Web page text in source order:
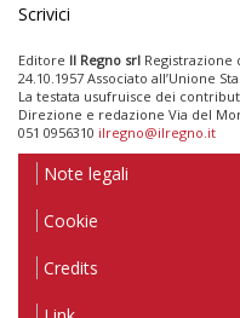
Scrivici
Editore Il Regno srl Registrazione
24.10.1957 Associato all’Unione
La testata usufruisce dei
Direzione e redazione Via del
051 0956310 ilregno@ilregno.it
Note legali
Cookie
Credits